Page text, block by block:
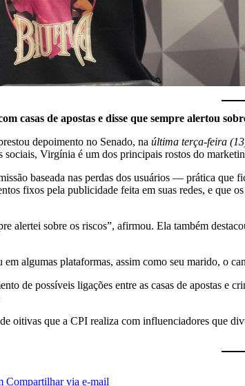
casas de apostas e disse que sempre alertou
depoimento no Senado, na última terça-feira
sociais, Virgínia é um dos principais rostos do
baseada nas perdas dos usuários — prática
fixos pela publicidade feita em suas redes, e que
alertei sobre os riscos”, afirmou. Ela também
algumas plataformas, assim como seu marido, o
de possíveis ligações entre as casas de apostas e
oitivas que a CPI realiza com influenciadores que
Compartilhar via e-mail